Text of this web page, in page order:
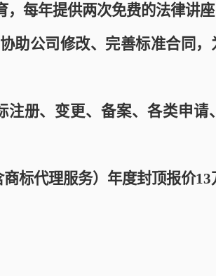
，每年提供两次免费的法律讲座
助公司修改、完善标准合同 ，
注册、变更、备案、各类申请
标代理服务）年度封顶报价13